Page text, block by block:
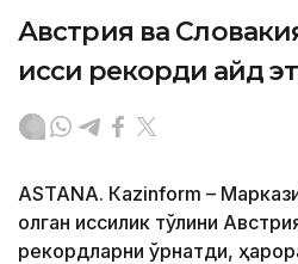
Австрия ва
иссиқ рекорди қайд
ASTANА. Кazinform –
олган иссиқлик тўлқини
рекордларни ўрнатди,